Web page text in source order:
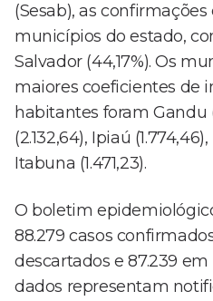
(Sesab), as
municípios do estado,
Salvador (44,17%). Os
maiores coeficientes de
habitantes foram Gandu
(2.132,64), Ipiaú
Itabuna (1.471,23).
O boletim
88.279 casos
descartados e 87.239
dados representam